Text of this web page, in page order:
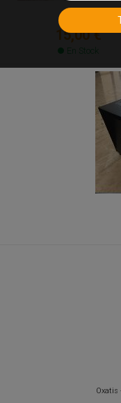
15,00 €
En Stock
Oxatis